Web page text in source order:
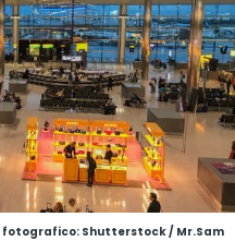
fotografico: Shutterstock / Mr.Sam